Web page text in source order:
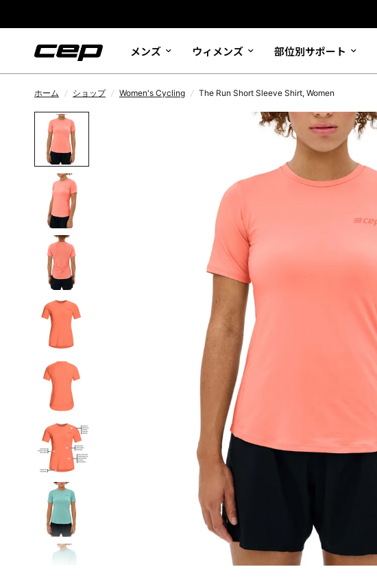
メンズ ウィメンズ 部位別サポート
ホーム / ショップ / Women's Cycling / The Run Short Sleeve Shirt, Women